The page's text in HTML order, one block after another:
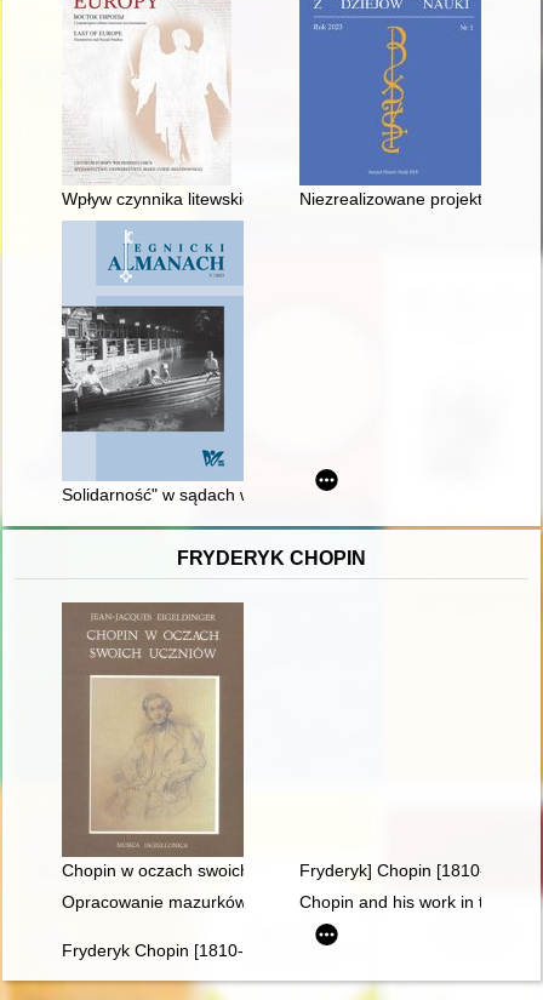
Wpływ czynnika litewskiego w formowaniu białoruskiego
Niezrealizowane projekty
Solidarność" w sądach województwa legnickiego na tle
FRYDERYK CHOPIN
Chopin w oczach swoich uczniówFryderyk] Chopin [1810-1849]
Opracowanie mazurków Chopina w redakcji Zygmunta
Chopin and his work in the
Fryderyk Chopin [1810-1949] wśród Polaków na obczyźnie